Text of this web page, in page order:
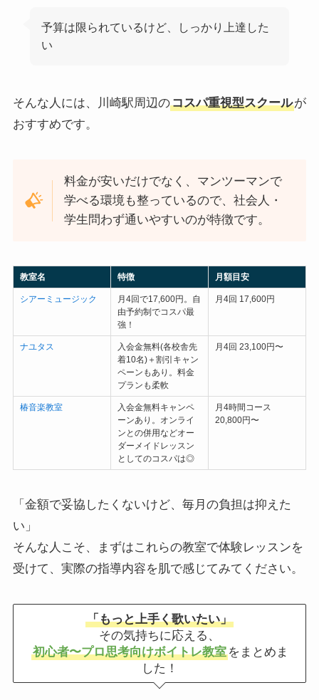
予算は限られているけど、しっかり上達した
い
そんな人には、川崎駅周辺のコスパ重視型スクールが
おすすめです。
料金が安いだけでなく、マンツーマンで
学べる環境も整っているので、社会人・
学生問わず通いやすいのが特徴です。
教室名 特徴 月額目安
シアーミュージック
月4回で17,600円。自
由予約制でコスパ最
強！
月4回 17,600円
ナユタス
入会金無料(各校舎先
着10名)＋割引キャン
ペーンもあり。料金
プランも柔軟
月4回 23,100円〜
椿音楽教室
入会金無料キャンペ
ーンあり。オンライ
ンとの併用などオー
ダーメイドレッスン
としてのコスパは◎
月4時間コース
20,800円〜
「金額で妥協したくないけど、毎月の負担は抑えた
い」
そんな人こそ、まずはこれらの教室で体験レッスンを
受けて、実際の指導内容を肌で感じてみてください。
「もっと上手く歌いたい」
その気持ちに応える、
初心者〜プロ思考向けボイトレ教室をまとめま
した！